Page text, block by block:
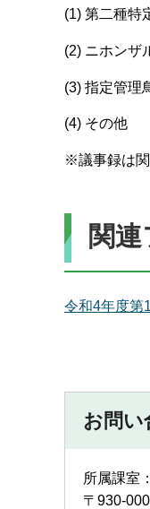
(1) 第二種特
(2) ニホンザ
(3) 指定管理
(4) その他
※議事録は関
関
令和4年度第
お問い
所属課室
〒930-